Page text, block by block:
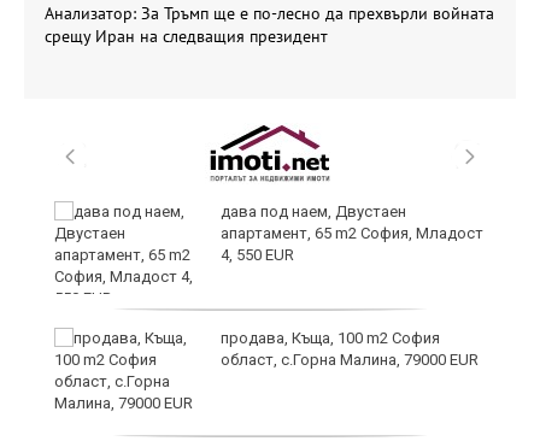
Анализатор: За Тръмп ще е по-лесно да прехвърли войната
срещу Иран на следващия президент
дава под наем, Двустаен
апартамент, 65 m2 София, Младост
4, 550 EUR
продава, Къща, 100 m2 София
област, с.Горна Малина, 79000 EUR